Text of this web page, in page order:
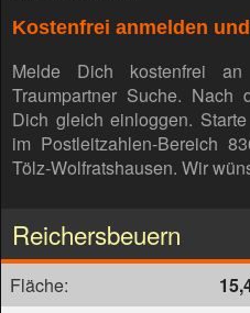
Kostenfrei anmelden
Melde Dich kostenfrei
Traumpartner Suche. Nach
Dich gleich einloggen.
im Postleitzahlen-Bereich
Tölz-Wolfratshausen. Wir
Reichersbeuern
Fläche: